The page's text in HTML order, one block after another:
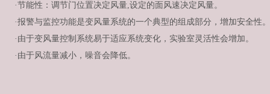
·节能性：调节门位置决定风量,设定的面风速决定风量。
·报警与监控功能是变风量系统的一个典型的组成部分，增加安全性。
·由于变风量控制系统易于适应系统变化，实验室灵活性会增加。
·由于风流量减小，噪音会降低。